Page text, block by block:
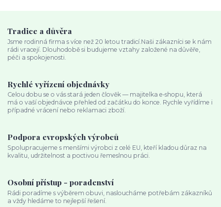
Tradice a důvěra
Jsme rodinná firma s více než 20 letou tradicí.Naši zákazníci se k nám
rádi vracejí. Dlouhodobě si budujeme vztahy založené na důvěře,
péči a spokojenosti.
Rychlé vyřízení objednávky
Celou dobu se o vás stará jeden člověk — majitelka e‑shopu, která
má o vaší objednávce přehled od začátku do konce. Rychle vyřídíme i
případné vrácení nebo reklamaci zboží.
Podpora evropských výrobců
Spolupracujeme s menšími výrobci z celé EU, kteří kladou důraz na
kvalitu, udržitelnost a poctivou řemeslnou práci.
Osobní přístup - poradenství
Rádi poradíme s výběrem obuvi, nasloucháme potřebám zákazníků
a vždy hledáme to nejlepší řešení.